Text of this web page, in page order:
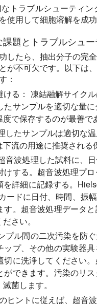
トラブルシューティ
使用して細胞溶解を成
題とトラブルシュ
したら、抽出分子の完
が不可欠です。以下は
：
る： 凍結融解サイク
サンプルを適切な量
で保存するのが最善で
したサンプルは適切な
流の用途に推奨される
音波処理した試料に、
けする。超音波処理プ
詳細に記録する。
ードに日付、時間、振
す。超音波処理データ
さい。
プル間の二次汚染を防
ップ、その他の実験器
切に洗浄してください
ができます。汚染のリ
菌します。
ヒントに従えば、超音